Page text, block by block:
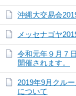
沖縄大交易会
メッセナゴヤ
令和元年９月７
開催されます。
2019年9月クル
について